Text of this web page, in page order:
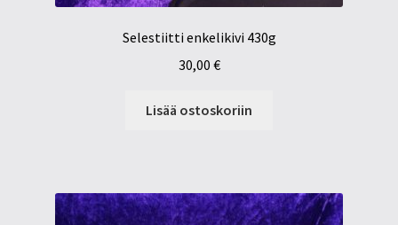
Selestiitti enkelikivi 430g
30,00 €
Lisää ostoskoriin